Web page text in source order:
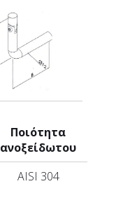
Ποιότητα
ανοξείδωτου
AISI 304